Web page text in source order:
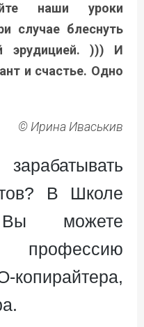
наши уроки
случае блеснуть
эрудицией. ))) И
и счастье. Одно
© Ирина Иваськив
В Школе
Вы можете
копирайтера,